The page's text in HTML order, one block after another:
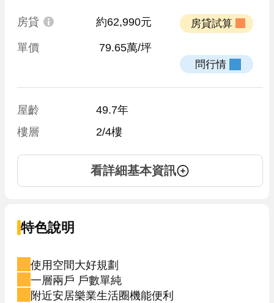
房貸 約62,990元
單價 79.65萬/坪
屋齡
49.7年
樓層
2/4樓
看詳細基本資訊
特色說明
使用空間大好規劃
一層兩戶 戶數單純
附近安居樂業生活圈機能便利